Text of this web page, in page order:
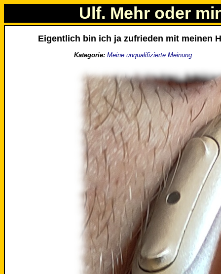
Ulf. Mehr oder
Eigentlich bin ich ja zufrieden mit meinen
Kategorie: Meine unqualifizierte Meinung